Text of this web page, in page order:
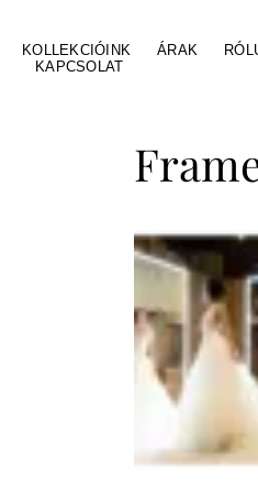
KOLLEKCIÓINK ÁRAK
KAPCSOLAT